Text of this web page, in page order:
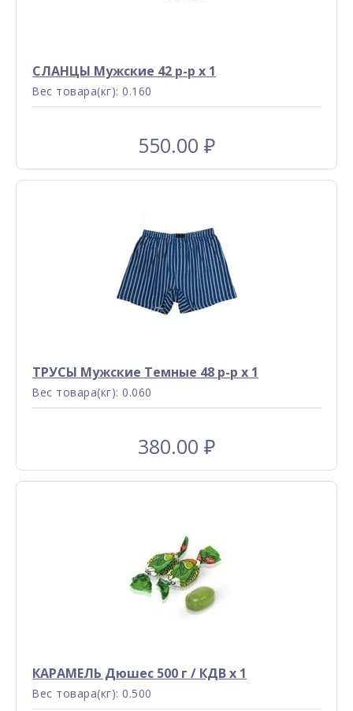
СЛАНЦЫ Мужские 42 р-р x 1
Вес товара(кг): 0.160
550.00 ₽
ТРУСЫ Мужские Темные 48 р-р x 1
Вес товара(кг): 0.060
380.00 ₽
КАРАМЕЛЬ Дюшес 500 г / КДВ x 1
Вес товара(кг): 0.500